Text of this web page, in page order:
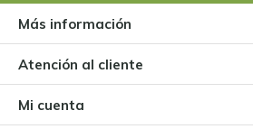
PorThomas raynolds
Super belle !
Más información
Atención al cliente
Mi cuenta